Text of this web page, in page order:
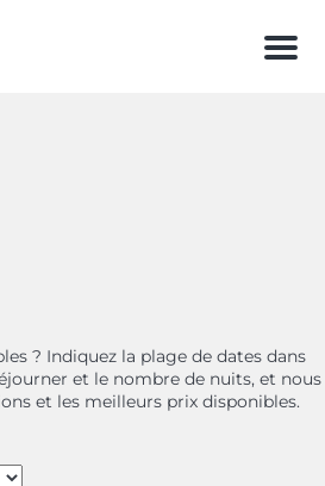
Menu
? Indiquez la plage de dates dans
et le nombre de nuits, et nous
et les meilleurs prix disponibles.